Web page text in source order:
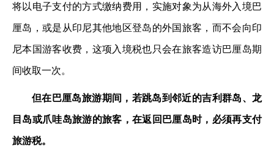
将以电子支付的方式缴纳费用，实施对象为从海外入境巴
厘岛，或是从印尼其他地区登岛的外国旅客，而不会向印
尼本国游客收费，这项入境税也只会在旅客造访巴厘岛期
间收取一次。
但在巴厘岛旅游期间，若跳岛到邻近的吉利群岛、龙
目岛或爪哇岛旅游的旅客，在返回巴厘岛时，必须再支付
旅游税。